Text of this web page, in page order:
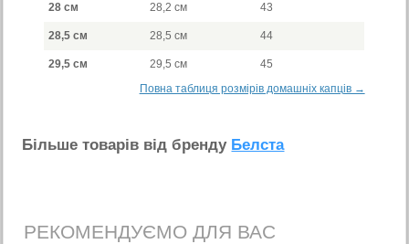
28 см 28,2 см 43
28,5 см 28,5 см 44
29,5 см 29,5 см
45
Повна таблиця розмірів домашніх капців →
Бiльше товарiв вiд бренду Белста
РЕКОМЕНДУЄМО ДЛЯ ВАС